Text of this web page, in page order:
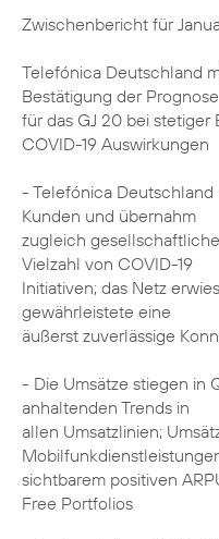
Zwischenbericht für
Telefónica Deutschland
Bestätigung der Prognose
für das GJ 20 bei
COVID-19 Auswirkungen
- Telefónica
Kunden und übernahm
zugleich
Vielzahl von COVID-19
Initiativen; das Netz
gewährleistete eine
äußerst zuverlässige
- Die Umsätze stiegen in
anhaltenden Trends in
allen Umsatzlinien;
sichtbarem positiven
Free Portfolios